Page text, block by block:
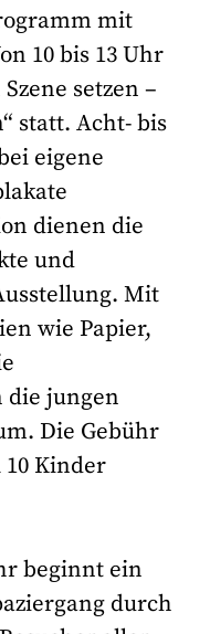
mit
10 bis 13 Uhr
setzen –
statt. Acht- bis
eigene
dienen die
und
Mit
wie Papier,
die jungen
Die Gebühr
Kinder
beginnt ein
durch